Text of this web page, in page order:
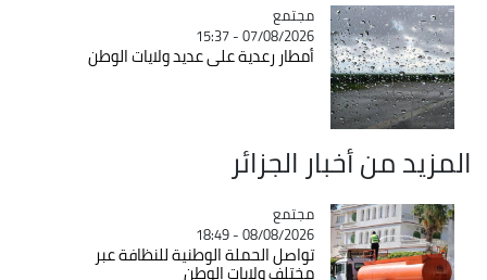
Catégorie
مجتمع
07/08/2026 - 15:37
أمطار رعدية على عديد ولايات الوطن
المزيد من أخبار الجزائر
Catégorie
مجتمع
08/08/2026 - 18:49
تواصل الحملة الوطنية للنظافة عبر
مختلف ولايات الوطن